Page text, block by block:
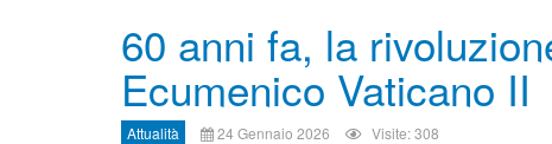
60 anni fa, la
Ecumenico Vaticano II
Attualità 24 Gennaio 2026 Visite: 308